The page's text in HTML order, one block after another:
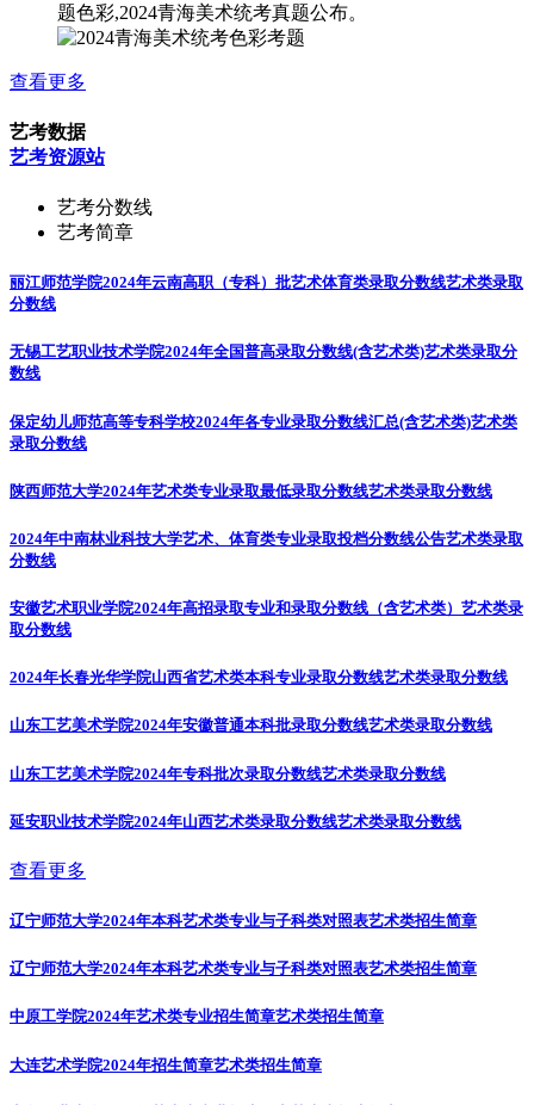
题色彩,2024青海美术统考真题公布。
查看更多
艺考数据
艺考资源站
艺考分数线
艺考简章
丽江师范学院2024年云南高职（专科）批艺术体育类录取分数线艺术类录取
分数线
无锡工艺职业技术学院2024年全国普高录取分数线(含艺术类)艺术类录取分
数线
保定幼儿师范高等专科学校2024年各专业录取分数线汇总(含艺术类)艺术类
录取分数线
陕西师范大学2024年艺术类专业录取最低录取分数线艺术类录取分数线
2024年中南林业科技大学艺术、体育类专业录取投档分数线公告艺术类录取
分数线
安徽艺术职业学院2024年高招录取专业和录取分数线（含艺术类） 艺术类录
取分数线
2024年长春光华学院山西省艺术类本科专业录取分数线艺术类录取分数线
山东工艺美术学院2024年安徽普通本科批录取分数线艺术类录取分数线
山东工艺美术学院2024年专科批次录取分数线艺术类录取分数线
延安职业技术学院2024年山西艺术类录取分数线艺术类录取分数线
查看更多
辽宁师范大学2024年本科艺术类专业与子科类对照表艺术类招生简章
辽宁师范大学2024年本科艺术类专业与子科类对照表艺术类招生简章
中原工学院2024年艺术类专业招生简章艺术类招生简章
大连艺术学院2024年招生简章艺术类招生简章